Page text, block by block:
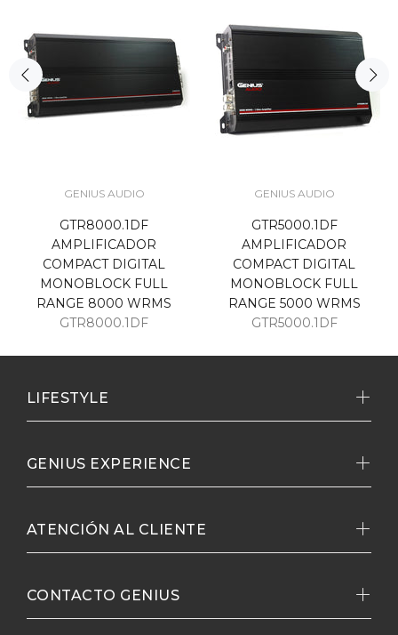
GENIUS AUDIO
GTR8000.1DF
AMPLIFICADOR
COMPACT DIGITAL
MONOBLOCK FULL
RANGE 8000 WRMS
GTR8000.1DF
GENIUS AUDIO
GTR5000.1DF
AMPLIFICADOR
COMPACT DIGITAL
MONOBLOCK FULL
RANGE 5000 WRMS
GTR5000.1DF
LIFESTYLE
GENIUS EXPERIENCE
ATENCIÓN AL CLIENTE
CONTACTO GENIUS